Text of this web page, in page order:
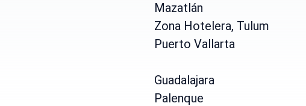
Mazatlán
Zona Hotelera, Tulum
Puerto Vallarta
Guadalajara
Palenque